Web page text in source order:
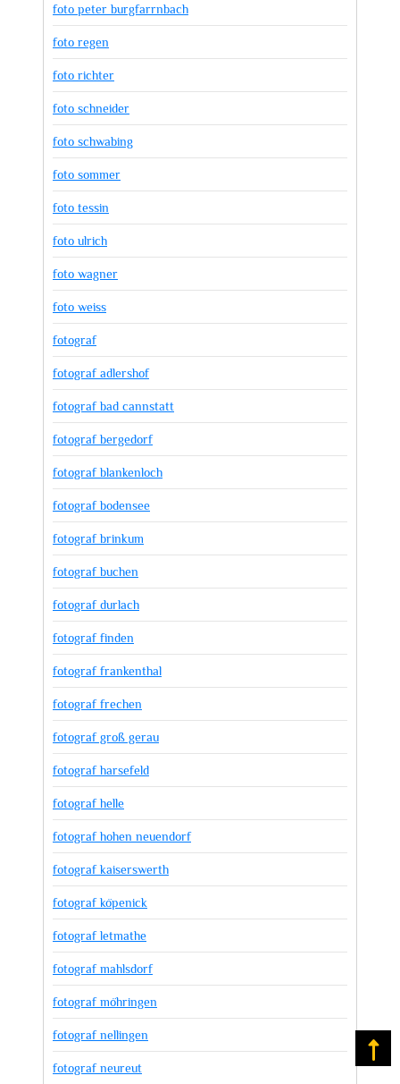
foto peter burgfarrnbach
foto regen
foto richter
foto schneider
foto schwabing
foto sommer
foto tessin
foto ulrich
foto wagner
foto weiss
fotograf
fotograf adlershof
fotograf bad cannstatt
fotograf bergedorf
fotograf blankenloch
fotograf bodensee
fotograf brinkum
fotograf buchen
fotograf durlach
fotograf finden
fotograf frankenthal
fotograf frechen
fotograf groß gerau
fotograf harsefeld
fotograf helle
fotograf hohen neuendorf
fotograf kaiserswerth
fotograf köpenick
fotograf letmathe
fotograf mahlsdorf
fotograf möhringen
fotograf nellingen
fotograf neureut